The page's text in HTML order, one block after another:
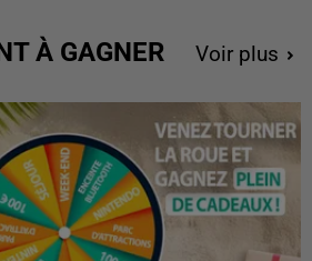
À GAGNER Voir plus